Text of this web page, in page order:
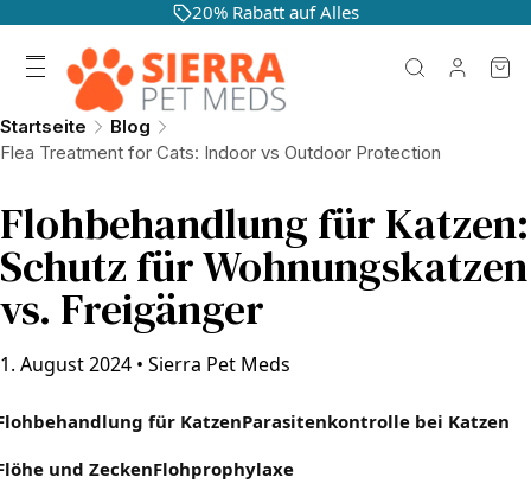
20% Rabatt auf Alles
Startseite
Blog
Flea Treatment for Cats: Indoor vs Outdoor Protection
Flohbehandlung für Katzen:
Schutz für Wohnungskatzen
vs. Freigänger
1. August 2024 • Sierra Pet Meds
für KatzenParasitenkontrolle bei Katzen
und ZeckenFlohprophylaxe